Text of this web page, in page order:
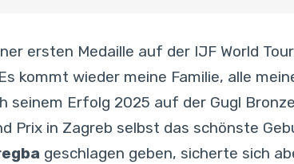
ersten Medaille auf der IJF World
kommt wieder meine Familie, alle
seinem Erfolg 2025 auf der Gugl
Prix in Zagreb selbst das schönste
geschlagen geben, sicherte sich